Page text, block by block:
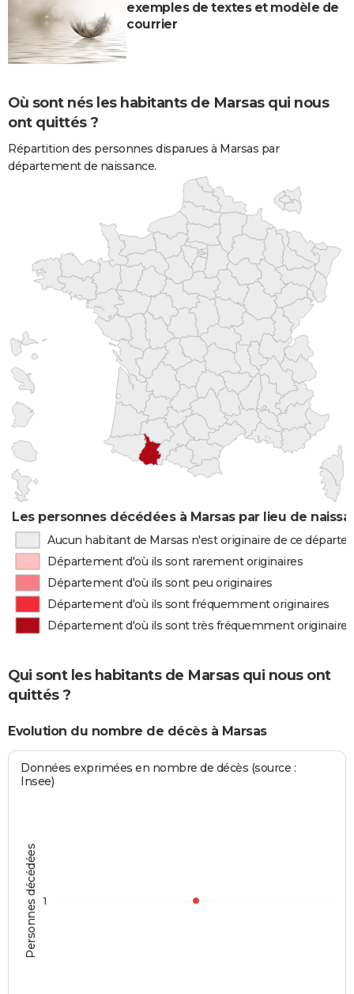
exemples de textes et modèle de
courrier
Où sont nés les habitants de Marsas qui nous
ont quittés ?
Répartition des personnes disparues à Marsas par
département de naissance.
Les personnes décédées à Marsas par lieu de
Aucun habitant de Marsas n'est originaire de ce
Département d'où ils sont rarement originaires
Département d'où ils sont peu originaires
Département d'où ils sont fréquemment originaires
Département d'où ils sont très fréquemment originaires
Qui sont les habitants de Marsas qui nous ont
quittés ?
Evolution du nombre de décès à Marsas
Personnes décédées
Données exprimées en nombre de décès (source :
Insee)
1